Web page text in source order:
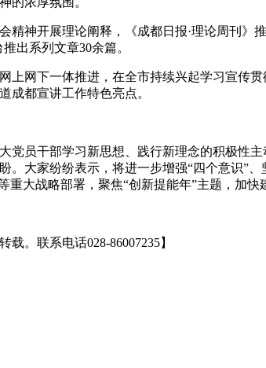
精神开展理论阐释，《成都日报·理论周刊》
出系列文章30余篇。
上网下一体推进，在全市持续兴起学习宣传
成都宣讲工作特色亮点。
党员干部学习新思想、践行新理念的积极性
。大家纷纷表示，将进一步增强“四个意识”
重大战略部署，聚焦“创新提能年”主题，加
载。联系电话028-86007235】